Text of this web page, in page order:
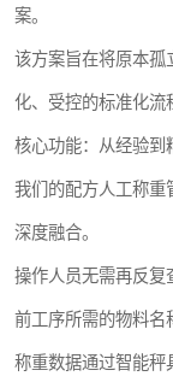
案。
该方案旨在将原本孤
化、受控的标准化流
核心功能：从经验到
我们的配方人工称重
深度融合。
操作人员无需再反复
前工序所需的物料名
称重数据通过智能秤